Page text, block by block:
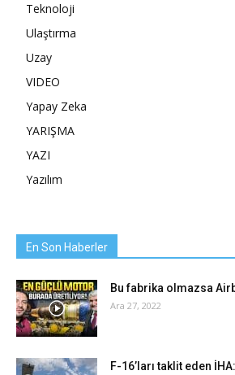
Teknoloji
Ulaştırma
Uzay
VIDEO
Yapay Zeka
YARIŞMA
YAZI
Yazılım
En Son Haberler
Bu fabrika olmazsa
Ara 27, 2022
F-16’ları taklit eden